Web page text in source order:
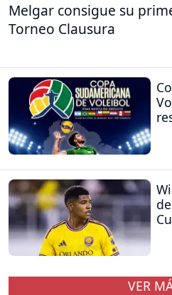
Melgar consigue su
Torneo Clausura
VER